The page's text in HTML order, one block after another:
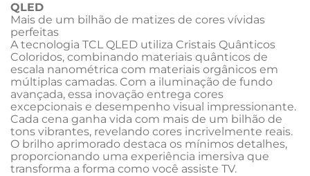
QLED
Mais de um bilhão de matizes de cores vívidas
perfeitas
A tecnologia TCL QLED utiliza Cristais Quânticos
Coloridos, combinando materiais quânticos de
escala nanométrica com materiais orgânicos em
múltiplas camadas. Com a iluminação de fundo
avançada, essa inovação entrega cores
excepcionais e desempenho visual impressionante.
Cada cena ganha vida com mais de um bilhão de
tons vibrantes, revelando cores incrivelmente reais.
O brilho aprimorado destaca os mínimos detalhes,
proporcionando uma experiência imersiva que
transforma a forma como você assiste TV.